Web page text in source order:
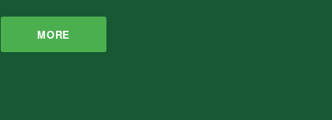
MORE